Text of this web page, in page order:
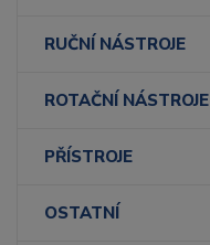
RUČNÍ NÁSTROJE
ROTAČNÍ NÁSTROJE
PŘÍSTROJE
OSTATNÍ